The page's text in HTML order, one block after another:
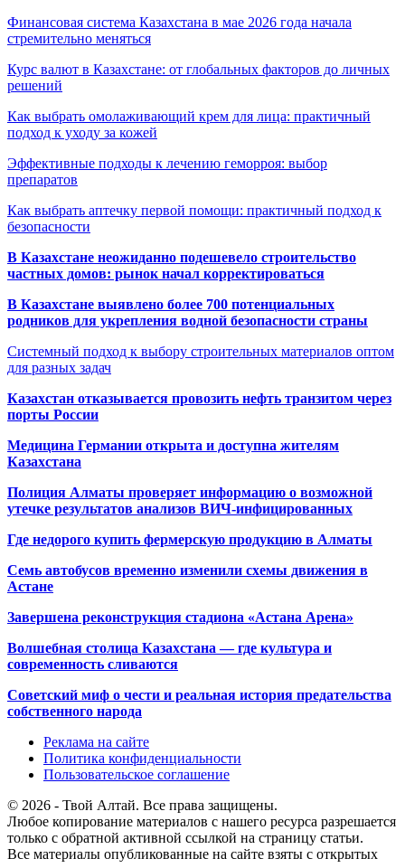
Финансовая система Казахстана в мае 2026 года начала
стремительно меняться
Курс валют в Казахстане: от глобальных факторов до личных
решений
Как выбрать омолаживающий крем для лица: практичный
подход к уходу за кожей
Эффективные подходы к лечению геморроя: выбор
препаратов
Как выбрать аптечку первой помощи: практичный подход к
безопасности
В Казахстане неожиданно подешевело строительство
частных домов: рынок начал корректироваться
В Казахстане выявлено более 700 потенциальных
родников для укрепления водной безопасности страны
Системный подход к выбору строительных материалов оптом
для разных задач
Казахстан отказывается провозить нефть транзитом через
порты России
Медицина Германии открыта и доступна жителям
Казахстана
Полиция Алматы проверяет информацию о возможной
утечке результатов анализов ВИЧ-инфицированных
Где недорого купить фермерскую продукцию в Алматы
Семь автобусов временно изменили схемы движения в
Астане
Завершена реконструкция стадиона «Астана Арена»
Волшебная столица Казахстана — где культура и
современность сливаются
Советский миф о чести и реальная история предательства
собственного народа
Реклама на сайте
Политика конфиденциальности
Пользовательское соглашение
© 2026 - Твой Алтай. Все права защищены.
Любое копирование материалов с нашего ресурса разрешается
только с обратной активной ссылкой на страницу статьи.
Все материалы опубликованные на сайте взяты с открытых